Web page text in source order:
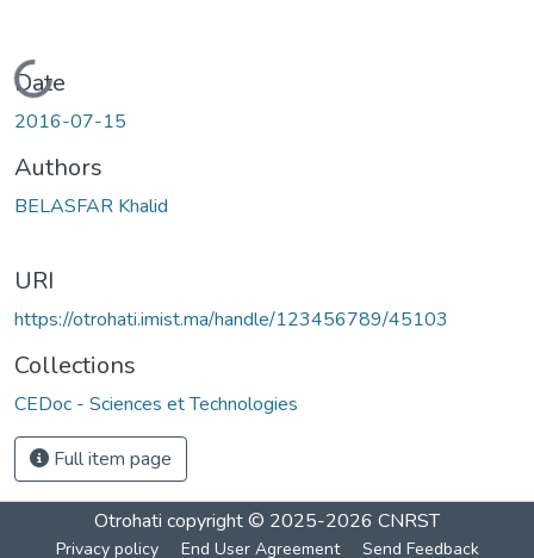
Loading...
Date
2016-07-15
Authors
BELASFAR Khalid
URI
https://otrohati.imist.ma/handle/123456789/45103
Collections
CEDoc - Sciences et Technologies
Full item page
Otrohati copyright © 2025-2026 CNRST
Privacy policy End User Agreement Send Feedback